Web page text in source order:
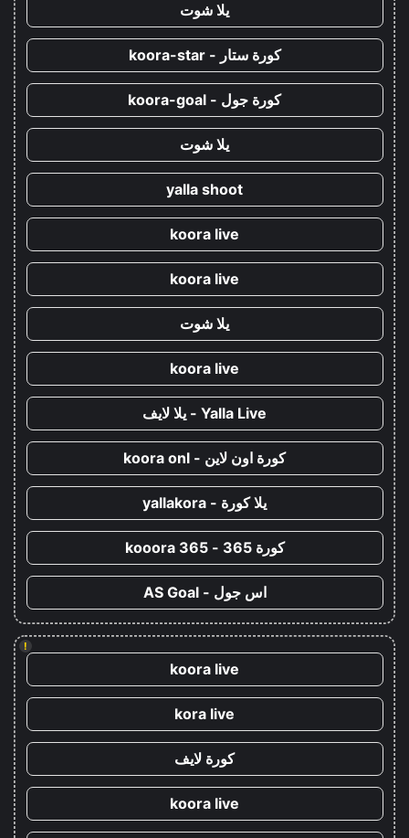
يلا شوت
كورة ستار - koora-star
كورة جول - koora-goal
يلا شوت
yalla shoot
koora live
koora live
يلا شوت
koora live
Yalla Live - يلا لايف
كورة اون لاين - koora onl
يلا كورة - yallakora
كورة 365 - kooora 365
اس جول - AS Goal
!
koora live
kora live
كورة لايف
koora live